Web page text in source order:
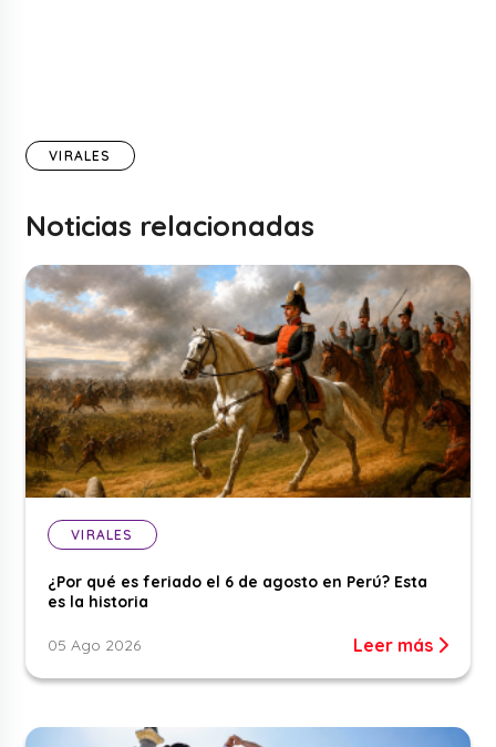
VIRALES
Noticias relacionadas
VIRALES
¿Por qué es feriado el 6 de agosto en Perú? Esta
es la historia
05 Ago 2026 Leer más